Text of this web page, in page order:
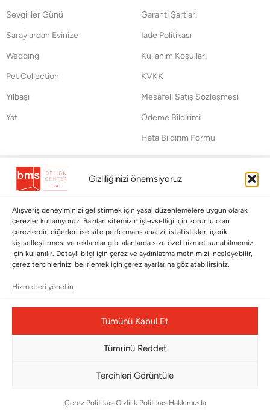
Gizliliğinizi önemsiyoruz
Alışveriş deneyiminizi geliştirmek için yasal düzenlemelere uygun olarak
çerezler kullanıyoruz. Bazıları sitemizin işlevselliği için zorunlu olan
çerezlerdir, diğerleri ise site performans analizi, istatistikler, içerik
kişiselleştirmesi ve reklamlar gibi alanlarda size özel hizmet sunabilmemiz
için kullanılır. Detaylı bilgi için çerez ve aydınlatma metnimizi inceleyebilir,
çerez tercihlerinizi belirlemek için çerez ayarlarına göz atabilirsiniz.
Hizmetleri yönetin
Tümünü Kabul Et
Tümünü Reddet
Tercihleri Görüntüle
Çerez PolitikasıGizlilik PolitikasıHakkımızda
Sevgililer Günü
Saraylardan Evinize
Wedding
Pet Collection
Yılbaşı
Yat
Garanti Şartları
İade Politikası
Kullanım Koşulları
KVKK
Mesafeli Satış Sözleşmesi
Ödeme Bildirimi
Hata Bildirim Formu
BÜLTENİMİZE ABONE OLUN
Kayıt olun ve fırsatlardan ilk siz yararlanın!
Bültenimize Abone Olun
Bizi Takip Edin
Çerez Yönetim Paneli